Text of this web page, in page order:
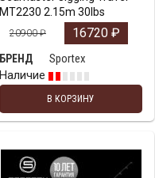
MT2230 2.15m 30lbs
20900₽ 16720 ₽
БРЕНД
Sportex
Наличие
В КОРЗИНУ